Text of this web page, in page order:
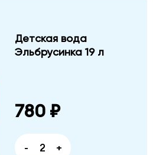
Детская вода
Эльбрусинка 19 л
780 ₽
- +